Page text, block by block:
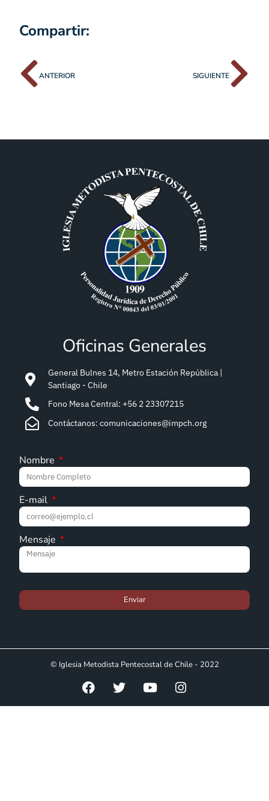
Compartir:
ANTERIOR SIGUIENTE
Oficinas Generales
General Bulnes 14, Metro Estación República |
Santiago - Chile
Fono Mesa Central: +56 2 23307215
Contáctanos: comunicaciones@impch.org
Nombre
E-mail
Mensaje
Enviar
© Iglesia Metodista Pentecostal de Chile - 2022